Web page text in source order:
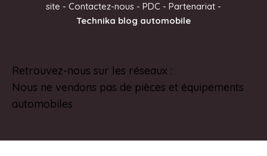
site - Contactez-nous - PDC - Partenariat -
Technika blog automobile
Retrouvez-nous sur les réseaux :
Nous ne vendons pas de pièces et équipements
automobiles